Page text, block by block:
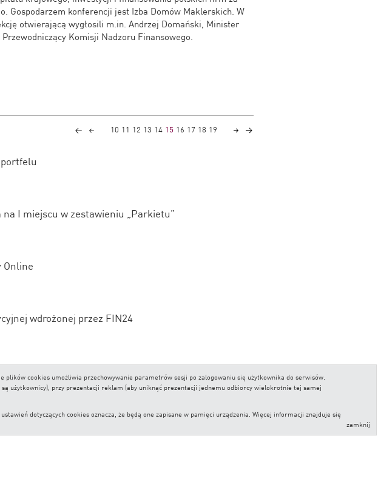
Gospodarzem konferencji jest Izba Domów Maklerskich. W
otwierającą wygłosili m.in. Andrzej Domański, Minister
Komisji Nadzoru Finansowego.
10 11 12 13 14 15 16 17 18 19
I miejscu w zestawieniu „Parkietu”
Online
wdrożonej przez FIN24
cookies umożliwia przechowywanie parametrów sesji po zalogowaniu się użytkownika do serwisów.
użytkownicy), przy prezentacji reklam (aby uniknąć prezentacji jednemu odbiorcy wielokrotnie tej samej
dotyczących cookies oznacza, że będą one zapisane w pamięci urządzenia. Więcej informacji znajduje się
zamknij